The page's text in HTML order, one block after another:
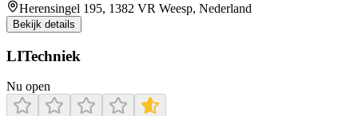
Herensingel 195, 1382 VR Weesp, Nederland
Bekijk details
LITechniek
Nu open